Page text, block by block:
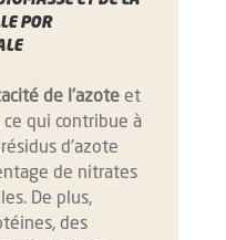
POR
de l’azoteet
ce qui contribue à
d’azote
de nitrates
De plus,
des